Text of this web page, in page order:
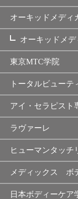
オーキッドメディ
オーキッドメ
東京MTC学院
トータルビューテ
アイ・セラピスト
ラヴァーレ
ヒューマンタッチ
メディックス ボ
日本ボディーケア